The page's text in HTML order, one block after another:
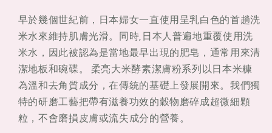
膚
粉
60g
膚
粉
60g
早於幾個世紀前，日本婦女一直使用呈乳白色的首趟洗
米水來維持肌膚光滑。同時,日本人普遍地重覆使用洗
米水，因此被認為是當地最早出現的肥皂，通常用來清
潔地板和碗碟。 柔亮大米酵素潔膚粉系列以日本米糠
為溫和去角質成分，在傳統的基礎上發展開來。我們獨
特的研磨工藝把帶有滋養功效的穀物磨碎成超微細顆
粒，不會磨損皮膚或流失成分的營養。